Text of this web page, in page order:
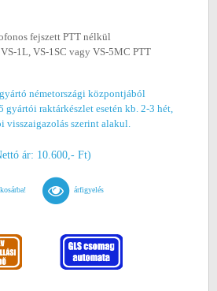
fejszett PTT nélkül
1L, VS-1SC vagy VS-5MC PTT
németországi központjából
gyártói raktárkészlet esetén kb. 2-3 hét,
visszaigazolás szerint alakul.
ár: 10.600,- Ft)
kosárba! árfigyelés